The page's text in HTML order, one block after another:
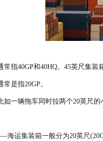
指40GP和40HQ。45英尺集装
是指20GP。
一辆拖车同时拉两个20英尺
运集装箱一般分为20英尺